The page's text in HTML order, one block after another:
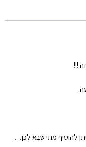
!!!
להוסיף מתי שבא לכן…